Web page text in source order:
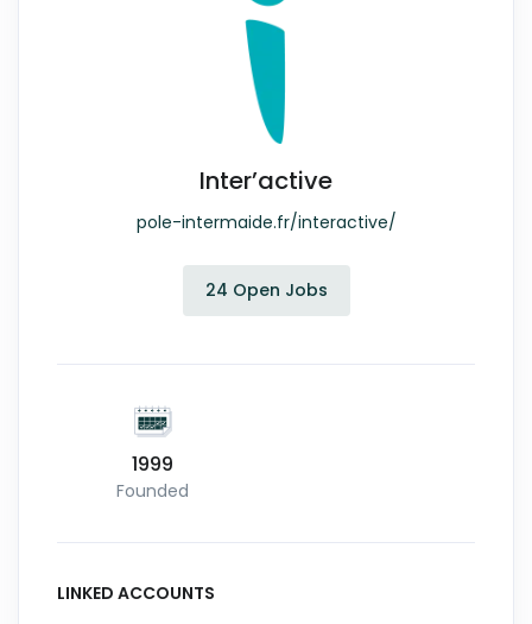
Inter’active
pole-intermaide.fr/interactive/
24 Open Jobs
1999
Founded
LINKED ACCOUNTS